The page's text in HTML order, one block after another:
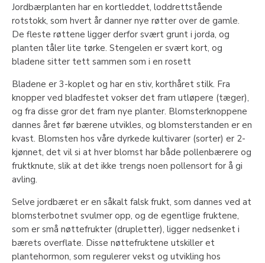
Jordbærplanten har en kortleddet, loddrettstående
rotstokk, som hvert år danner nye røtter over de gamle.
De fleste røttene ligger derfor svært grunt i jorda, og
planten tåler lite tørke. Stengelen er svært kort, og
bladene sitter tett sammen som i en rosett
Bladene er 3-koplet og har en stiv, korthåret stilk. Fra
knopper ved bladfestet vokser det fram utløpere (tæger),
og fra disse gror det fram nye planter. Blomsterknoppene
dannes året før bærene utvikles, og blomsterstanden er en
kvast. Blomsten hos våre dyrkede kultivarer (sorter) er 2-
kjønnet, det vil si at hver blomst har både pollenbærere og
fruktknute, slik at det ikke trengs noen pollensort for å gi
avling.
Selve jordbæret er en såkalt falsk frukt, som dannes ved at
blomsterbotnet svulmer opp, og de egentlige fruktene,
som er små nøttefrukter (drupletter), ligger nedsenket i
bærets overflate. Disse nøttefruktene utskiller et
plantehormon, som regulerer vekst og utvikling hos